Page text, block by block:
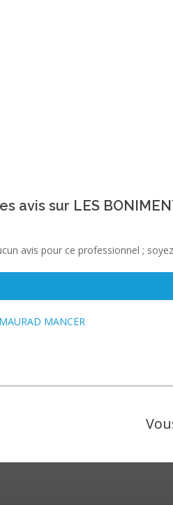
avis sur LES
avis pour ce professionnel ;
MANCER